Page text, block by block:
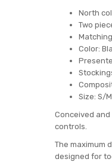
North
Two
Color:
Size: S/M
Conceived
controls.
The maximum
designed for